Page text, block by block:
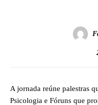
A jornada reúne palestras
Psicologia e Fóruns que